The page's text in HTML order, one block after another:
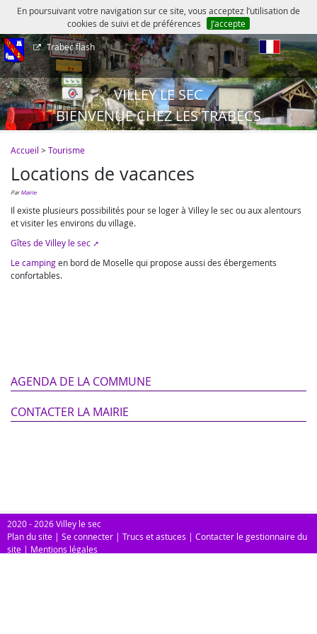
En poursuivant votre navigation sur ce site, vous acceptez l’utilisation de
cookies de suivi et de préférences
J’accepte
Trabec flash
VILLEY LE SEC
BIENVENUE CHEZ LES TRABECS
Accueil >Tourisme
Locations de vacances
parMairie
Il existe plusieurs possibilités pour se loger à Villey le sec ou aux alentours
et visiter les environs du village.
Gîtes de Villey le sec
Le campingen bord de Moselle qui propose aussi des ébergements
confortables.
AGENDA DE LA COMMUNE
CONTACTER LA MAIRIE
2020 - 2026 Villey le sec
Plan du site | Se connecter | Trucs et astuces | Contacter le gestionnaire du
site | Mentions légales